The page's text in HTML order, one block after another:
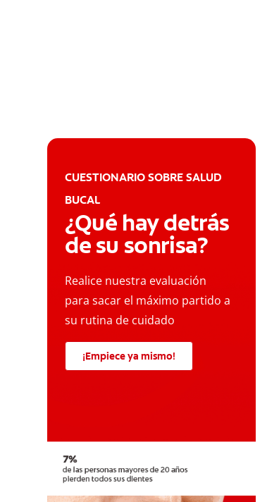
CUESTIONARIO SOBRE SALUD
BUCAL
¿Qué hay detrás
de su sonrisa?
Realice nuestra evaluación
para sacar el máximo partido a
su rutina de cuidado
¡Empiece ya mismo!